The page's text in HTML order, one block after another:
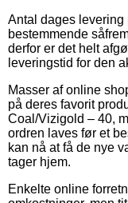
Antal dages
bestemmende
derfor er det helt
leveringstid for den
Masser af online
på deres favorit
Coal/Vizigold – 40,
ordren laves før et
kan nå at få de nye
tager hjem.
Enkelte online